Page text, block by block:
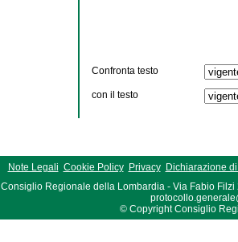
Confronta testo
con il testo
Note Legali Cookie Policy Privacy
Dichiarazione
Consiglio Regionale della Lombardia - Via Fabio Filzi
© Copyright Consiglio